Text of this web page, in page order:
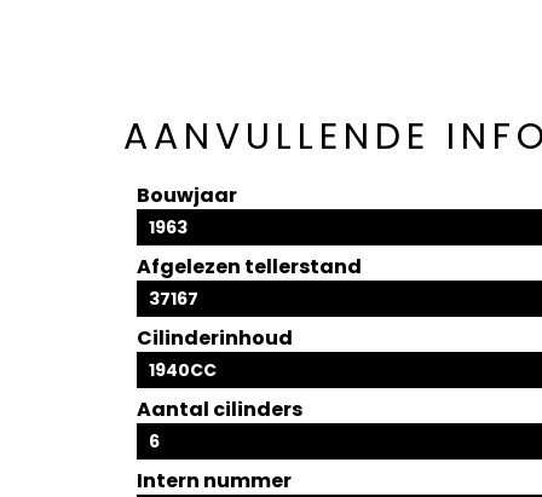
AANVULLENDE
Bouwjaar
1963
Afgelezen tellerstand
37167
Cilinderinhoud
1940CC
Aantal cilinders
6
Intern nummer